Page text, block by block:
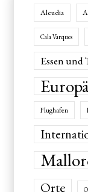
Alcudia
Cala Varques
Essen und
Flughafen
Orte